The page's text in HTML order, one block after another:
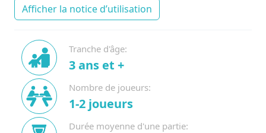
Afficher la notice d’utilisation
Tranche d'âge:
3 ans et +
Nombre de joueurs:
1-2 joueurs
Durée moyenne d'une partie: